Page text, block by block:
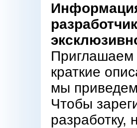
Приглашаем
краткие
мы
Чтобы
разработку,